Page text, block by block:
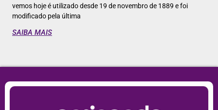
vemos hoje é utilizado desde 19 de novembro de 1889 e foi
modificado pela última
SAIBA MAIS